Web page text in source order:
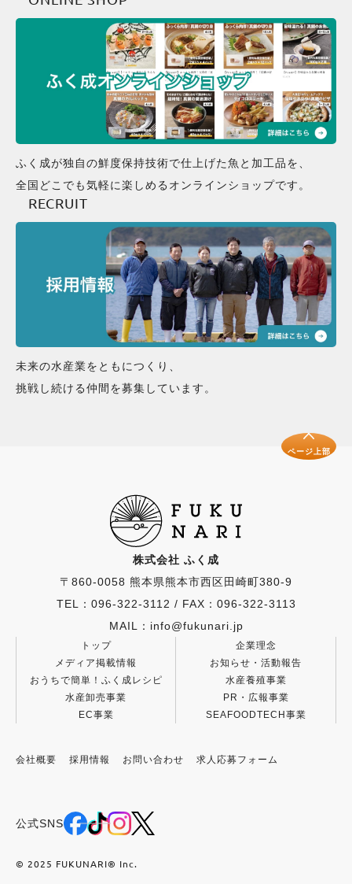
ふく成が独自の鮮度保持技術で仕上げた魚と加工品を、
全国どこでも気軽に楽しめるオンラインショップです。
RECRUIT
未来の水産業をともにつくり、
挑戦し続ける仲間を募集しています。
ページ上部
株式会社 ふく成
〒860-0058 熊本県熊本市西区田崎町380-9
TEL：096-322-3112 / FAX：096-322-3113
MAIL：info@fukunari.jp
トップ
企業理念
メディア掲載情報
お知らせ・活動報告
おうちで簡単！ふく成レシピ
水産養殖事業
水産卸売事業
PR・広報事業
EC事業
SEAFOODTECH事業
会社概要 採用情報 お問い合わせ 求人応募フォーム
公式SNS
© 2025 FUKUNARI®︎ Inc.